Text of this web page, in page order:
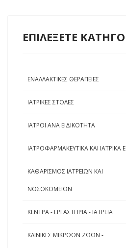
ΕΠΙΛΕΞΕΤΕ
ΕΝΑΛΛΑΚΤΙΚΕΣ ΘΕΡΑΠΕΙΕΣ
ΙΑΤΡΙΚΕΣ ΣΤΟΛΕΣ
ΙΑΤΡΟΙ ΑΝΑ ΕΙΔΙΚΟΤΗΤΑ
ΙΑΤΡΟΦΑΡΜΑΚΕΥΤΙΚΑ ΚΑΙ ΙΑΤΡΙΚΑ
ΚΑΘΑΡΙΣΜΟΣ ΙΑΤΡΕΙΩΝ ΚΑΙ
ΝΟΣΟΚΟΜΕΙΩΝ
ΚΕΝΤΡΑ - ΕΡΓΑΣΤΗΡΙΑ - ΙΑΤΡΕΙΑ
ΚΛΙΝΙΚΕΣ ΜΙΚΡΩΩΝ ΖΩΩΝ -